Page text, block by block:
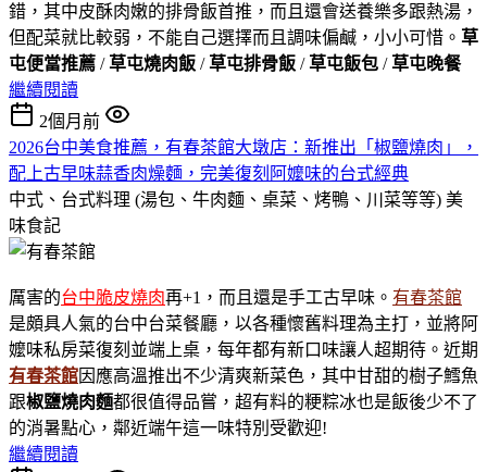
錯，其中皮酥肉嫩的排骨飯首推，而且還會送養樂多跟熱湯，
但配菜就比較弱，不能自己選擇而且調味偏鹹，小小可惜。 草
屯便當推薦 /草屯燒肉飯 /草屯排骨飯 /草屯飯包 /草屯晚餐
繼續閱讀
2個月前
2026台中美食推薦，有春茶館大墩店：新推出「椒鹽燒肉」，
配上古早味蒜香肉燥麵，完美復刻阿嬤味的台式經典
中式、台式料理 (湯包、牛肉麵、桌菜、烤鴨、川菜等等) 美
味食記
厲害的台中脆皮燒肉再+1，而且還是手工古早味。 有春茶館
是頗具人氣的台中台菜餐廳，以各種懷舊料理為主打，並將阿
嬤味私房菜復刻並端上桌，每年都有新口味讓人超期待。近期
有春茶館因應高溫推出不少清爽新菜色，其中甘甜的樹子鱈魚
跟椒鹽燒肉麵都很值得品嘗，超有料的粳粽冰也是飯後少不了
的消暑點心，鄰近端午這一味特別受歡迎!
繼續閱讀